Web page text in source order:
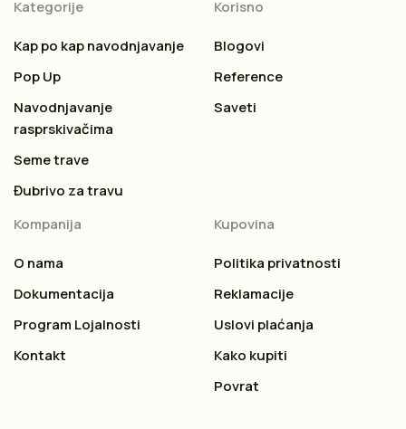
Kategorije
Kap po kap navodnjavanje
Pop Up
Navodnjavanje
rasprskivačima
Seme trave
Đubrivo za travu
Korisno
Blogovi
Reference
Saveti
Kompanija
O nama
Dokumentacija
Program Lojalnosti
Kontakt
Kupovina
Politika privatnosti
Reklamacije
Uslovi plaćanja
Kako kupiti
Povrat